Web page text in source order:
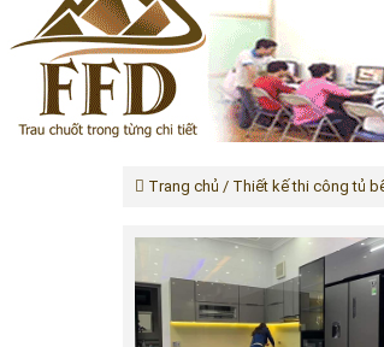
Trang chủ / Thiết kế thi công tủ